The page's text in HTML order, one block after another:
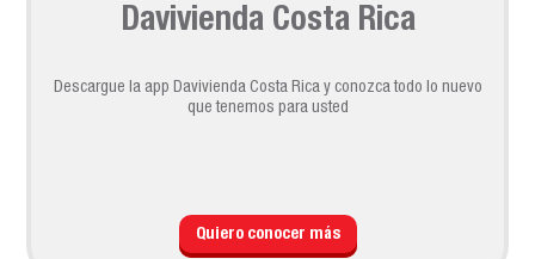
Davivienda Costa Rica
Descargue la app Davivienda Costa Rica y conozca todo lo nuevo
que tenemos para usted
Quiero conocer más